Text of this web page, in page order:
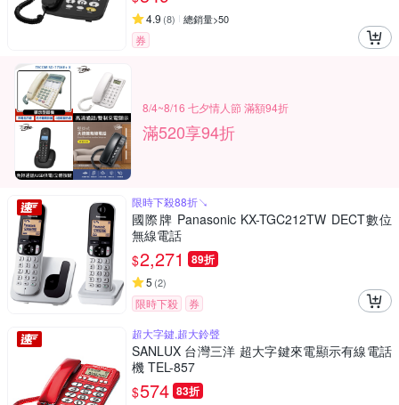
4.9 (8) 總銷量>50
券
8/4~8/16 七夕情人節 滿額94折
滿520享94折
限時下殺88折↘
國際牌 Panasonic KX-TGC212TW DECT數位
無線電話
$2,271 89折
5 (2)
限時下殺
券
超大字鍵,超大鈴聲
SANLUX 台灣三洋 超大字鍵來電顯示有線電話
機 TEL-857
$574 83折